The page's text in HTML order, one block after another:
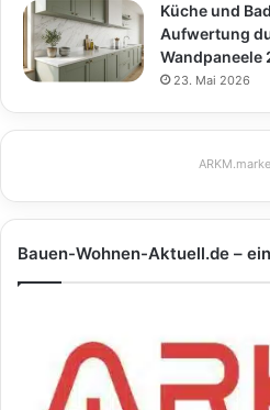
Küche und
Aufwertung
Wandpaneele
23. Mai 2026
Bauen-Wohnen-Aktuell.de –